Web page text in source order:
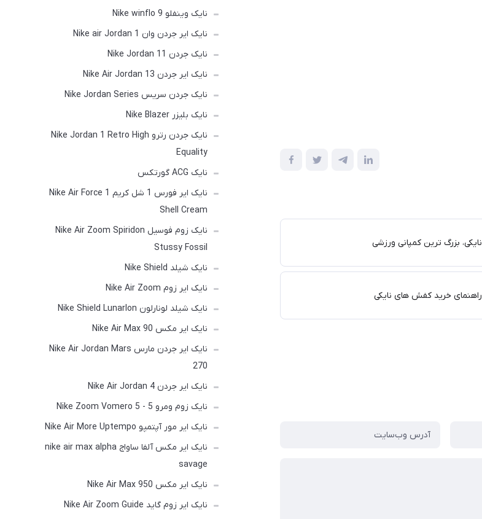
نایکی، بزرگ ترین کمپانی ورزشی
راهنمای خرید کفش های نایکی
نایک وینفلو Nike winflo 9
نایک ایر جردن وان Nike air Jordan 1
نایک جردن Nike Jordan 11
نایک ایر جردن Nike Air Jordan 13
نایک جردن سریس Nike Jordan Series
نایک بلیزر Nike Blazer
نایک جردن رترو Nike Jordan 1 Retro High
Equality
نایک ACG گورتکس
نایک ایر فورس 1 شل کریم Nike Air Force 1
Shell Cream
نایک زوم فوسیل Nike Air Zoom Spiridon
Stussy Fossil
نایک شیلد Nike Shield
نایک ایر زوم Nike Air Zoom
نایک شیلد لونارلون Nike Shield Lunarlon
نایک ایر مکس Nike Air Max 90
نایک ایر جردن مارس Nike Air Jordan Mars
270
نایک ایر جردن Nike Air Jordan 4
نایک زوم ومرو 5 - Nike Zoom Vomero 5
نایک ایر مور آپتمپو Nike Air More Uptempo
نایک ایر مکس آلفا ساواج nike air max alpha
savage
نایک ایر مکس Nike Air Max 950
نایک ایر زوم گاید Nike Air Zoom Guide